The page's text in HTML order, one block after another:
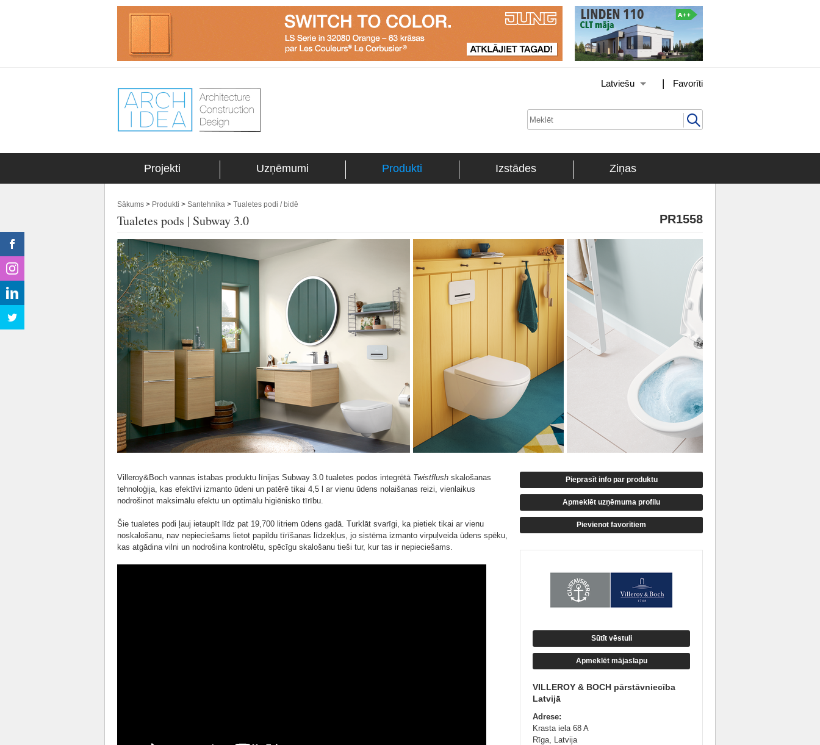
Favorīti
|
Latviešu
Projekti Uzņēmumi Produkti Izstādes Ziņas
Sākums > Produkti > Santehnika > Tualetes podi / bidē
Tualetes pods | Subway 3.0 PR1558
Villeroy&Boch vannas istabas produktu līnijas Subway 3.0 tualetes podos integrētā Twistflush skalošanas
tehnoloģija, kas efektīvi izmanto ūdeni un patērē tikai 4,5 l ar vienu ūdens nolaišanas reizi, vienlaikus
nodrošinot maksimālu efektu un optimālu higiēnisko tīrību.
Šie tualetes podi ļauj ietaupīt līdz pat 19,700 litriem ūdens gadā. Turklāt svarīgi, ka pietiek tikai ar vienu
noskalošanu, nav nepieciešams lietot papildu tīrīšanas līdzekļus, jo sistēma izmanto virpuļveida ūdens spēku,
kas atgādina vilni un nodrošina kontrolētu, spēcīgu skalošanu tieši tur, kur tas ir nepieciešams.
Pieprasīt info par produktu
Apmeklēt uzņēmuma profilu
Pievienot favorītiem
Sūtīt vēstuli
Apmeklēt mājaslapu
VILLEROY & BOCH pārstāvniecība
Latvijā
Adrese:
Krasta iela 68 A
Rīga, Latvija